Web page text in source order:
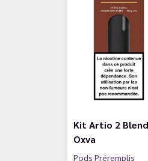
Kit Artio 2
Oxva
Pods Préremplis